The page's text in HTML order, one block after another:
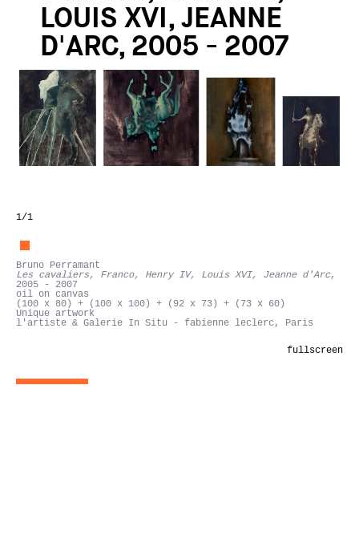
LOUIS XVI, JEANNE
D'ARC, 2005 - 2007
1/1
Bruno Perramant
Les cavaliers, Franco, Henry IV, Louis XVI, Jeanne d'Arc,
2005 - 2007
oil on canvas
(100 x 80) + (100 x 100) + (92 x 73) + (73 x 60)
Unique artwork
l'artiste & Galerie In Situ - fabienne leclerc, Paris
fullscreen